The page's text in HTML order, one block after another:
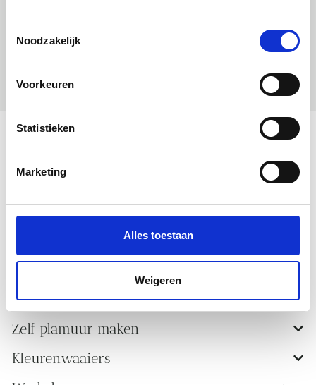
Noodzakelijk
Voorkeuren
Statistieken
Marketing
Alles toestaan
Weigeren
Verf
Olie
Vulmiddelen en kit
Zelf plamuur maken
Kleurenwaaiers